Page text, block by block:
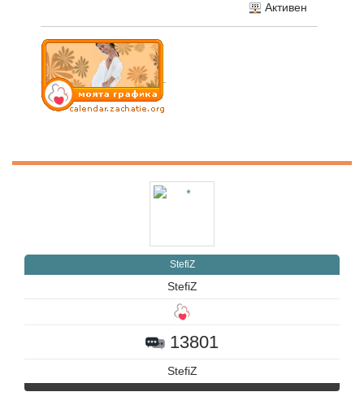
Активен
StefiZ
StefiZ
13801
StefiZ